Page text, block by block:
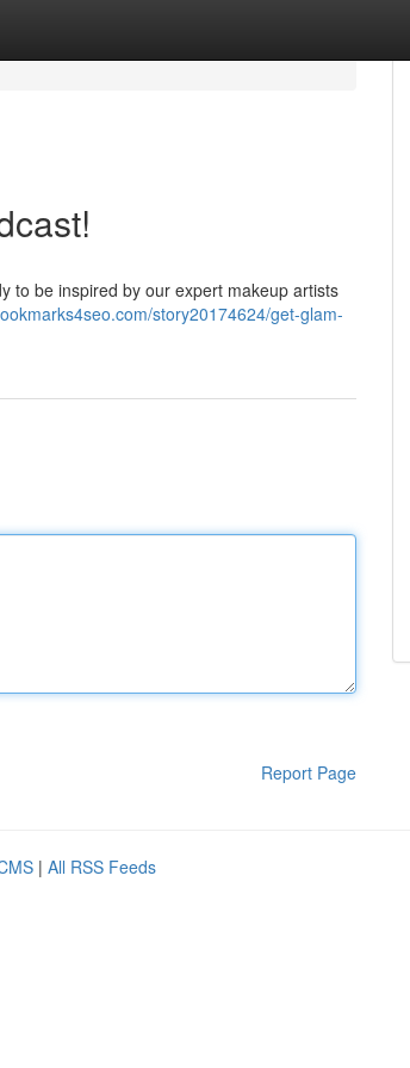
to be inspired by our expert makeup artists
story20174624/get-glam-
Report Page
| All RSS Feeds